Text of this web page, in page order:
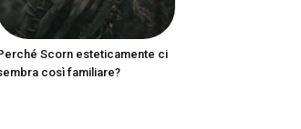
Scorn esteticamente ci
così familiare?